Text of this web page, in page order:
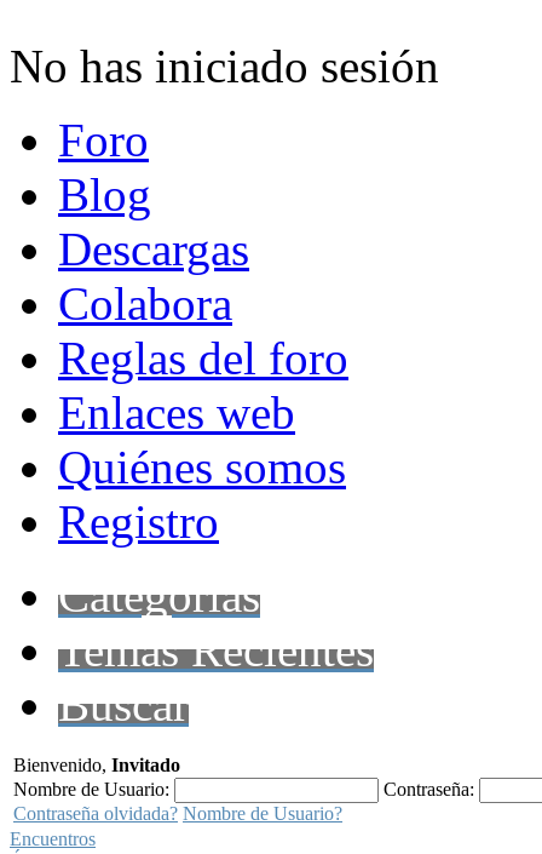
No has iniciado sesión
Foro
Blog
Descargas
Colabora
Reglas del foro
Enlaces web
Quiénes somos
Registro
Categorías
Temas Recientes
Buscar
Bienvenido, Invitado
Nombre de Usuario:
Contraseña:
Contraseña olvidada? Nombre de Usuario?
Encuentros